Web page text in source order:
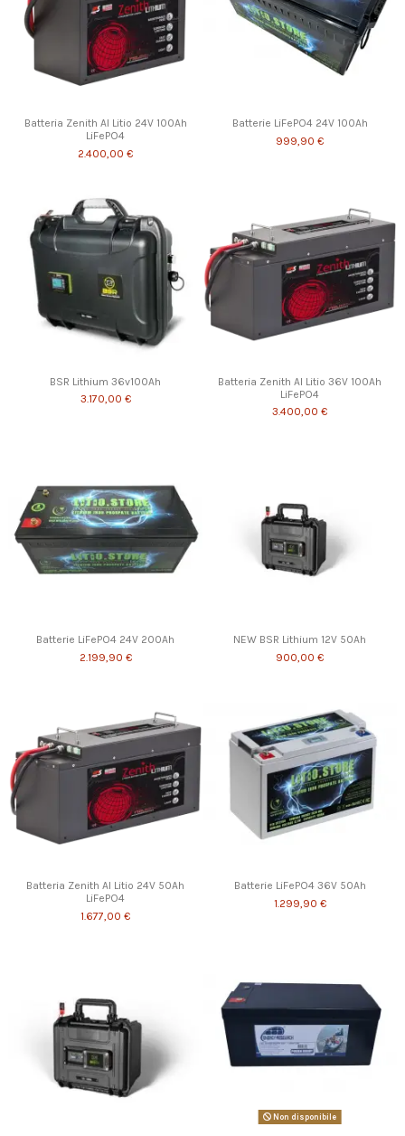
Batteria Zenith Al Litio 24V 100Ah
LiFePO4
2.400,00 €
Batterie LiFePO4 24V 100Ah
999,90 €
BSR Lithium 36v100Ah
3.170,00 €
Batteria Zenith Al Litio 36V 100Ah
LiFePO4
3.400,00 €
Batterie LiFePO4 24V 200Ah
2.199,90 €
NEW BSR Lithium 12V 50Ah
900,00 €
Batteria Zenith Al Litio 24V 50Ah
LiFePO4
1.677,00 €
Batterie LiFePO4 36V 50Ah
1.299,90 €
Non disponibile